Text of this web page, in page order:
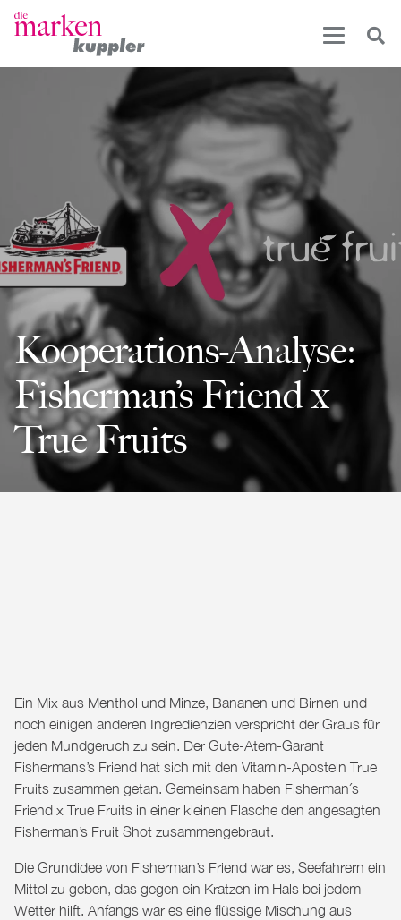
Kooperations-Analyse:
Fisherman’s Friend x
True Fruits
Ein Mix aus Menthol und Minze, Bananen und Birnen und
noch einigen anderen Ingredienzien verspricht der Graus für
jeden Mundgeruch zu sein. Der Gute-Atem-Garant
Fishermans’s Friend hat sich mit den Vitamin-Aposteln True
Fruits zusammen getan. Gemeinsam haben Fisherman´s
Friend x True Fruits in einer kleinen Flasche den angesagten
Fisherman’s Fruit Shot zusammengebraut.
Die Grundidee von Fisherman’s Friend war es, Seefahrern ein
Mittel zu geben, das gegen ein Kratzen im Hals bei jedem
Wetter hilft. Anfangs war es eine flüssige Mischung aus